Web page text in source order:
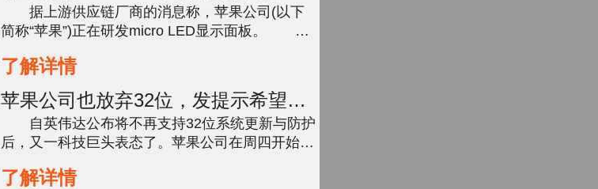
吃 2019年量产.
据上游供应链厂商的消息称，苹果公司(以下
简称“苹果”)正在研发micro LED显示面板。 苹
LED显示面板。其中，小...
了解详情
苹果公司也放弃32位，发提示希望用
户注意升级系统.
自英伟达公布将不再支持32位系统更新与防护
后，又一科技巨头表态了。苹果公司在周四开始提
他们的应用升级到64位技术。这使得...
了解详情